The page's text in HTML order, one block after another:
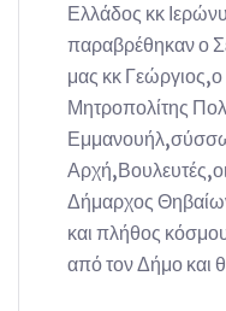
Ελλάδος κκ
παραβρέθηκαν ο
μας κκ
Μητροπολίτης
Δήμαρχος
και πλήθος
από τον Δήμο και